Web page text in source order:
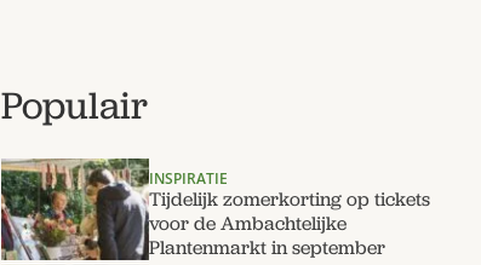
Populair
INSPIRATIE
Tijdelijk zomerkorting op tickets
voor de Ambachtelijke
Plantenmarkt in september